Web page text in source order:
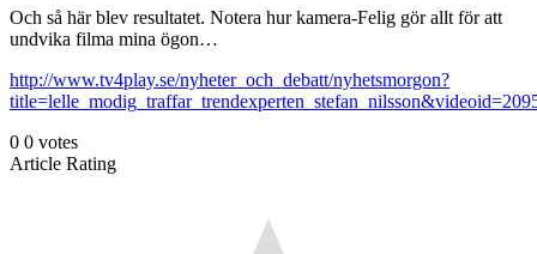
Och så här blev resultatet. Notera hur kamera-Felig gör allt för att
undvika filma mina ögon…
http://www.tv4play.se/nyheter_och_debatt/nyhetsmorgon?
0 0 votes
Article Rating